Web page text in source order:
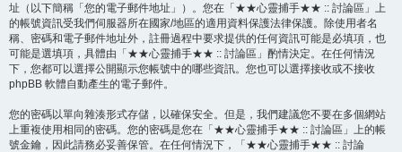
址（以下簡稱「您的電子郵件地址」）。您在「★★心靈捕手★★ :: 討論區」上
的帳號資訊受我們伺服器所在國家/地區的適用資料保護法律保護。除使用者名
稱、密碼和電子郵件地址外，註冊過程中要求提供的任何資訊可能是必填項，也
可能是選填項，具體由「★★心靈捕手★★ :: 討論區」酌情決定。在任何情況
下，您都可以選擇公開顯示您帳號中的哪些資訊。您也可以選擇接收或不接收
phpBB 軟體自動產生的電子郵件。
您的密碼以單向雜湊形式存儲，以確保安全。但是，我們建議您不要在多個網站
上重複使用相同的密碼。您的密碼是您在「★★心靈捕手★★ :: 討論區」上的帳
號金鑰，因此請務必妥善保管。在任何情況下，「★★心靈捕手★★ :: 討論